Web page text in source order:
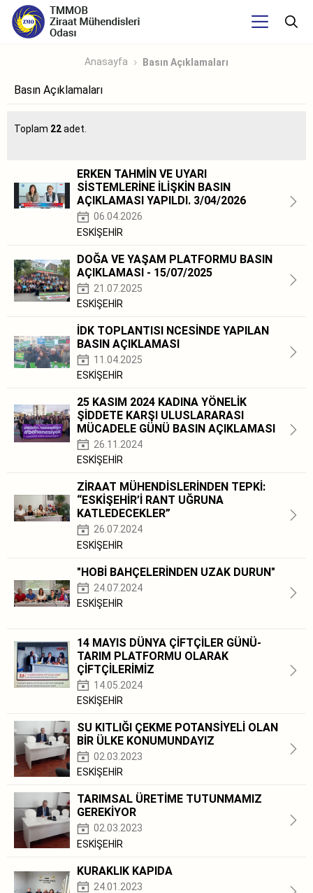
Anasayfa Basın Açıklamaları
Basın Açıklamaları
Toplam 22adet.
ERKEN TAHMİN VE UYARI
SİSTEMLERİNE İLİŞKİN BASIN
AÇIKLAMASI YAPILDI. 3/04/2026
06.04.2026
ESKİŞEHİR
DOĞA VE YAŞAM PLATFORMU BASIN
AÇIKLAMASI - 15/07/2025
21.07.2025
ESKİŞEHİR
İDK TOPLANTISI NCESİNDE YAPILAN
BASIN AÇIKLAMASI
11.04.2025
ESKİŞEHİR
25 KASIM 2024 KADINA YÖNELİK
ŞİDDETE KARŞI ULUSLARARASI
MÜCADELE GÜNÜ BASIN AÇIKLAMASI
26.11.2024
ESKİŞEHİR
ZİRAAT MÜHENDİSLERİNDEN TEPKİ:
“ESKİŞEHİR’İ RANT UĞRUNA
KATLEDECEKLER”
26.07.2024
ESKİŞEHİR
"HOBİ BAHÇELERİNDEN UZAK DURUN"
24.07.2024
ESKİŞEHİR
14 MAYIS DÜNYA ÇİFTÇİLER GÜNÜ-
TARIM PLATFORMU OLARAK
ÇİFTÇİLERİMİZ
14.05.2024
ESKİŞEHİR
SU KITLIĞI ÇEKME POTANSİYELİ OLAN
BİR ÜLKE KONUMUNDAYIZ
02.03.2023
ESKİŞEHİR
TARIMSAL ÜRETİME TUTUNMAMIZ
GEREKİYOR
02.03.2023
ESKİŞEHİR
KURAKLIK KAPIDA
24.01.2023